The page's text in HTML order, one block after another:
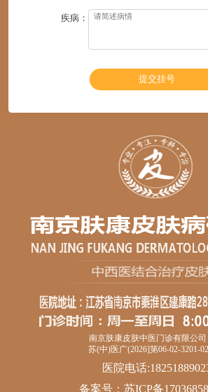
疾病：
南京肤康皮肤中医门诊有限公司
苏(中)医广(2026]第06-02-3201-
医院电话
备案号： 苏ICP备